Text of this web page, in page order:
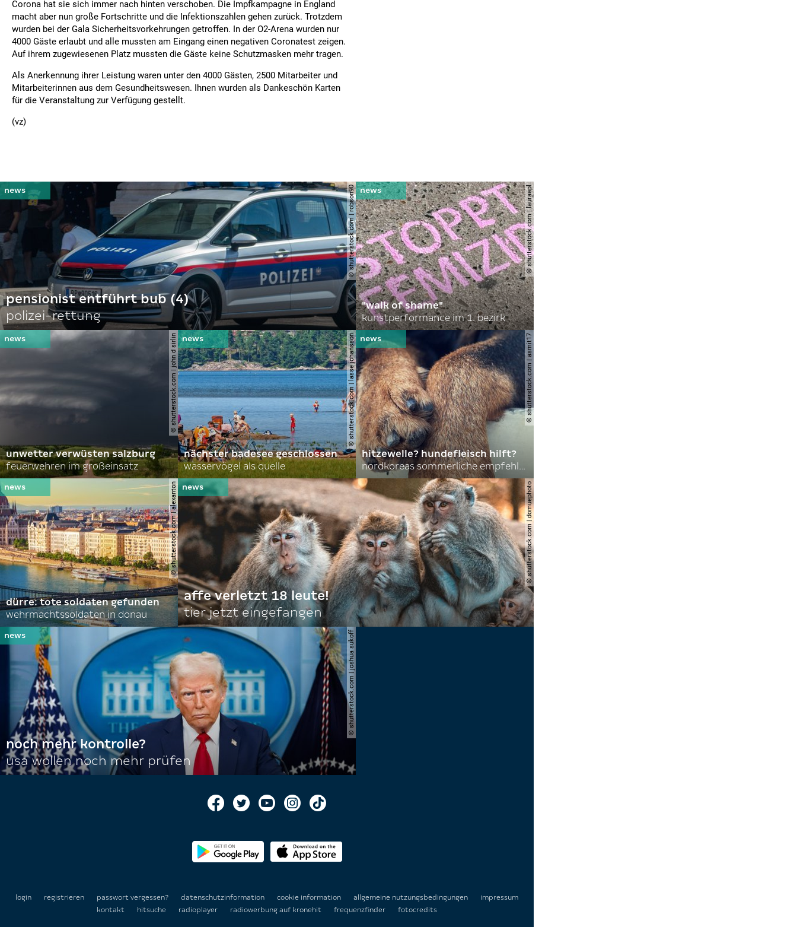
Corona hat sie sich immer nach hinten verschoben. Die Impfkampagne in England
macht aber nun große Fortschritte und die Infektionszahlen gehen zurück. Trotzdem
wurden bei der Gala Sicherheitsvorkehrungen getroffen. In der O2-Arena wurden nur
4000 Gäste erlaubt und alle mussten am Eingang einen negativen Coronatest zeigen.
Auf ihrem zugewiesenen Platz mussten die Gäste keine Schutzmasken mehr tragen.
Als Anerkennung ihrer Leistung waren unter den 4000 Gästen, 2500 Mitarbeiter und
Mitarbeiterinnen aus dem Gesundheitswesen. Ihnen wurden als Dankeschön Karten
für die Veranstaltung zur Verfügung gestellt.
(vz)
© shutterstock.com | robson90
pensionist entführt bub (4)
polizei-rettung
© shutterstock.com | lauraapl
"walk of shame"
kunstperformance im 1. bezirk
© shutterstock.com | john d sirlin
unwetter verwüsten salzburg
feuerwehren im großeinsatz
© shutterstock.com | lasse johansson
nächster badesee geschlossen
wasservögel als quelle
© shutterstock.com | asmit17
hitzewelle? hundefleisch hilft?
nordkoreas sommerliche empfehlungen
© shutterstock.com | alexanton
dürre: tote soldaten gefunden
wehrmachtssoldaten in donau
© shutterstock.com | domuephoto
affe verletzt 18 leute!
tier jetzt eingefangen
© shutterstock.com | joshua sukoff
noch mehr kontrolle?
usa wollen noch mehr prüfen
login registrieren passwort vergessen? datenschutzinformation cookie information allgemeine nutzungsbedingungen
impressum
kontakt
hitsuche radioplayer radiowerbung auf kronehit frequenzfinder fotocredits